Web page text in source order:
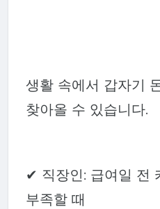
생활 속에서 갑자기
찾아올 수 있습니다.
✔ 직장인: 급여일 전
부족할 때